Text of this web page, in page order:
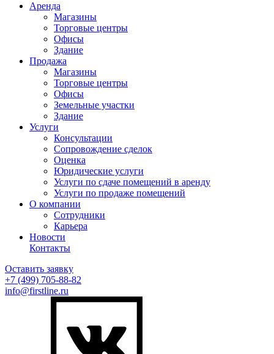
Аренда
Магазины
Торговые центры
Офисы
Здание
Продажа
Магазины
Торговые центры
Офисы
Земельные участки
Здание
Услуги
Консультации
Сопровождение сделок
Оценка
Юридические услуги
Услуги по сдаче помещений в аренду
Услуги по продаже помещений
О компании
Сотрудники
Карьера
Новости
Контакты
Оставить заявку
+7 (499) 705-88-82
info@firstline.ru